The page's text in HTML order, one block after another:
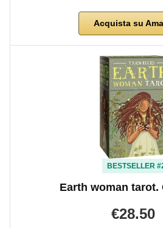
Acquista su
BESTSELLER
Earth woman tarot.
€28.50